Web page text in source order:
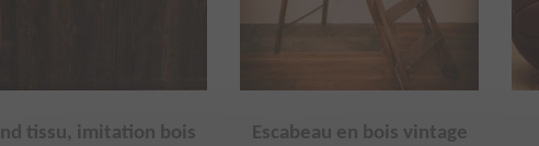
tissu, imitation bois Escabeau en bois vintage